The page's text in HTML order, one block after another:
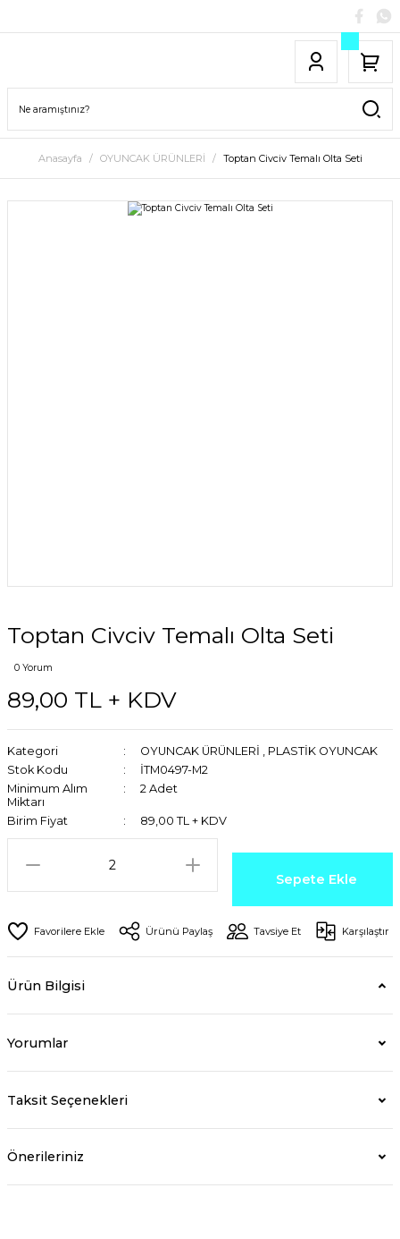
Anasayfa OYUNCAK ÜRÜNLERİ Toptan Civciv Temalı Olta Seti
Toptan Civciv Temalı Olta Seti
0 Yorum
89,00 TL + KDV
Kategori OYUNCAK ÜRÜNLERİ , PLASTİK OYUNCAK
Stok Kodu
İTM0497-M2
Minimum Alım
Miktarı
2 Adet
Birim Fiyat 89,00 TL + KDV
Sepete Ekle
Ürünü Paylaş Tavsiye Et Karşılaştır
Ürün Bilgisi
Yorumlar
Taksit Seçenekleri
Önerileriniz